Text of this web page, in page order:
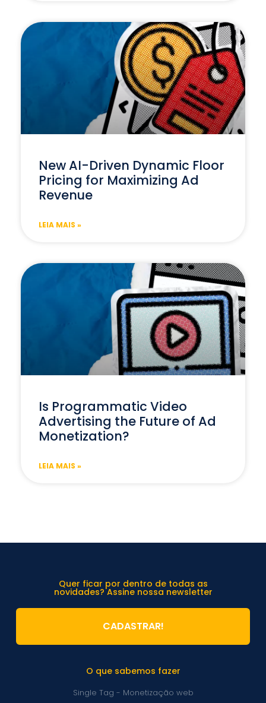
New AI-Driven Dynamic Floor
Pricing for Maximizing Ad
Revenue
LEIA MAIS »
Is Programmatic Video
Advertising the Future of Ad
Monetization?
LEIA MAIS »
O que sabemos fazer
Single Tag - Monetização web
Quer ficar por dentro de todas as
novidades? Assine nossa newsletter
CADASTRAR!